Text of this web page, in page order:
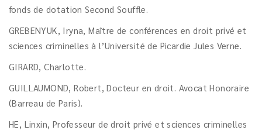
fonds de dotation Second Souffle.
GREBENYUK, Iryna, Maître de conférences en droit privé et
sciences criminelles à l’Université de Picardie Jules Verne.
GIRARD, Charlotte.
GUILLAUMOND, Robert, Docteur en droit. Avocat Honoraire
(Barreau de Paris).
HE, Linxin, Professeur de droit privé et sciences criminelles